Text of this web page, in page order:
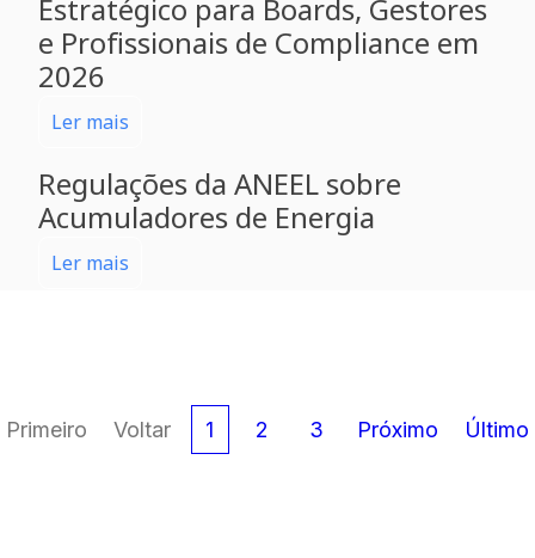
Estratégico para Boards, Gestores
e Profissionais de Compliance em
2026
Ler mais
Regulações da ANEEL sobre
Acumuladores de Energia
Ler mais
Primeiro Voltar 1 2 3 Próximo Último